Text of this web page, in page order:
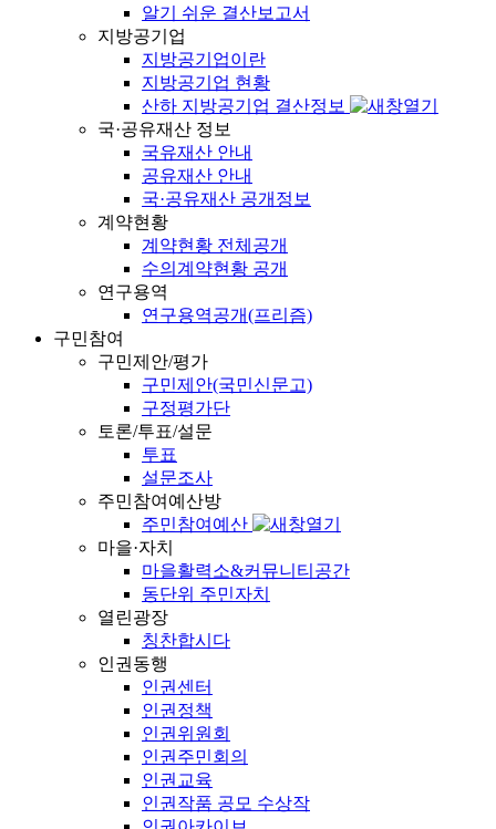
알기 쉬운 결산보고서
지방공기업
지방공기업이란
지방공기업 현황
산하 지방공기업 결산정보
국·공유재산 정보
국유재산 안내
공유재산 안내
국·공유재산 공개정보
계약현황
계약현황 전체공개
수의계약현황 공개
연구용역
연구용역공개(프리즘)
구민참여
구민제안/평가
구민제안(국민신문고)
구정평가단
토론/투표/설문
투표
설문조사
주민참여예산방
주민참여예산
마을·자치
마을활력소&커뮤니티공간
동단위 주민자치
열린광장
칭찬합시다
인권동행
인권센터
인권정책
인권위원회
인권주민회의
인권교육
인권작품 공모 수상작